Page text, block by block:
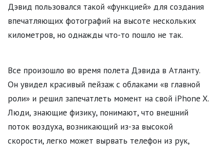
Дэвид пользовался такой «функцией» для создания
впечатляющих фотографий на высоте нескольких
километров, но однажды что-то пошло не так.
Все произошло во время полета Дэвида в Атланту.
Он увидел красивый пейзаж с облаками «в главной
роли» и решил запечатлеть момент на свой iPhone X.
Люди, знающие физику, понимают, что внешний
поток воздуха, возникающий из-за высокой
скорости, легко может вырвать телефон из рук,